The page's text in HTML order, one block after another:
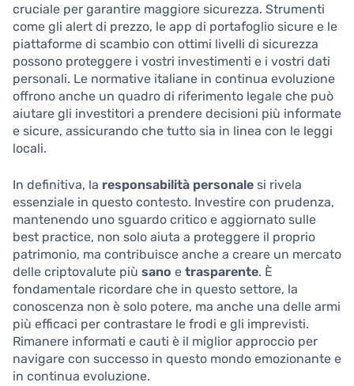
cruciale per garantire maggiore sicurezza. Strumenti
come gli alert di prezzo, le app di portafoglio sicure e le
piattaforme di scambio con ottimi livelli di sicurezza
possono proteggere i vostri investimenti e i vostri dati
personali. Le normative italiane in continua evoluzione
offrono anche un quadro di riferimento legale che può
aiutare gli investitori a prendere decisioni più informate
e sicure, assicurando che tutto sia in linea con le leggi
locali.
In definitiva, la responsabilità personale si rivela
essenziale in questo contesto. Investire con prudenza,
mantenendo uno sguardo critico e aggiornato sulle
best practice, non solo aiuta a proteggere il proprio
patrimonio, ma contribuisce anche a creare un mercato
delle criptovalute più sano e trasparente. È
fondamentale ricordare che in questo settore, la
conoscenza non è solo potere, ma anche una delle armi
più efficaci per contrastare le frodi e gli imprevisti.
Rimanere informati e cauti è il miglior approccio per
navigare con successo in questo mondo emozionante e
in continua evoluzione.